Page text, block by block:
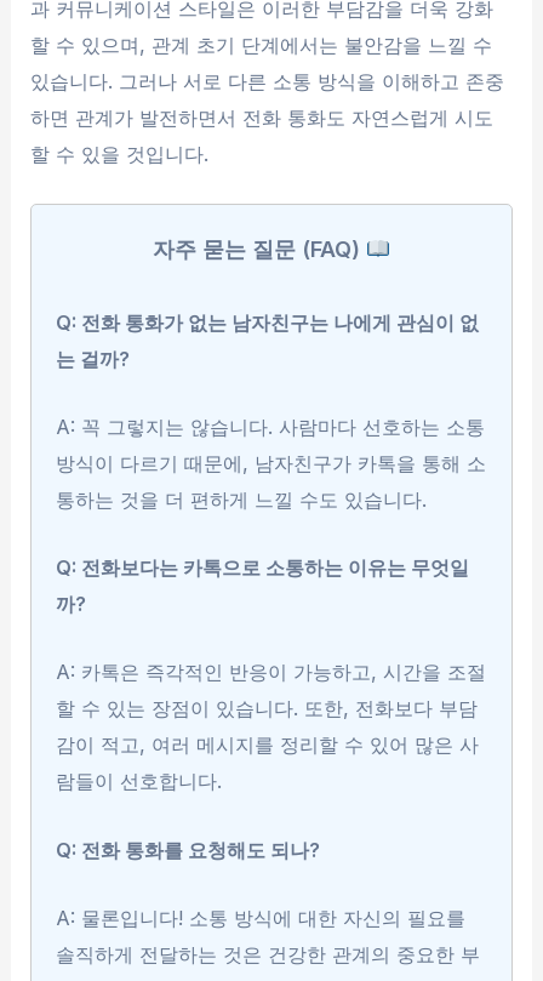
과 커뮤니케이션 스타일은 이러한 부담감을 더욱 강화
할 수 있으며, 관계 초기 단계에서는 불안감을 느낄 수
있습니다. 그러나 서로 다른 소통 방식을 이해하고 존중
하면 관계가 발전하면서 전화 통화도 자연스럽게 시도
할 수 있을 것입니다.
자주 묻는 질문 (FAQ)
Q: 전화 통화가 없는 남자친구는 나에게 관심이 없
는 걸까?
A: 꼭 그렇지는 않습니다. 사람마다 선호하는 소통
방식이 다르기 때문에, 남자친구가 카톡을 통해 소
통하는 것을 더 편하게 느낄 수도 있습니다.
Q: 전화보다는 카톡으로 소통하는 이유는 무엇일
까?
A: 카톡은 즉각적인 반응이 가능하고, 시간을 조절
할 수 있는 장점이 있습니다. 또한, 전화보다 부담
감이 적고, 여러 메시지를 정리할 수 있어 많은 사
람들이 선호합니다.
Q: 전화 통화를 요청해도 되나?
A: 물론입니다! 소통 방식에 대한 자신의 필요를
솔직하게 전달하는 것은 건강한 관계의 중요한 부